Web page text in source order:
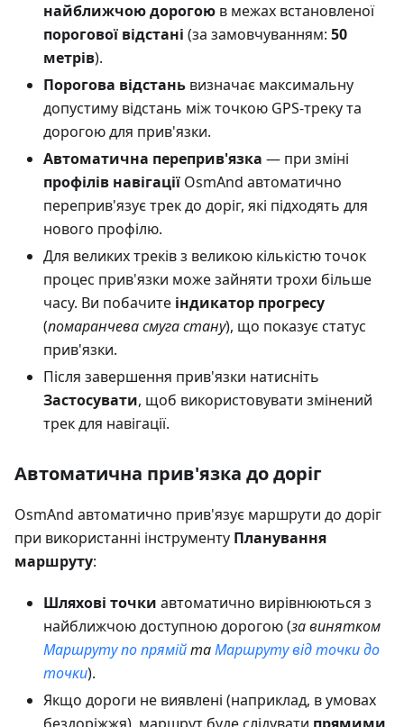
найближчою дорогою в межах встановленої
порогової відстані (за замовчуванням: 50
метрів).
Порогова відстань визначає максимальну
допустиму відстань між точкою GPS-треку та
дорогою для прив'язки.
Автоматична переприв'язка — при зміні
профілів навігації OsmAnd автоматично
переприв'язує трек до доріг, які підходять для
нового профілю.
Для великих треків з великою кількістю точок
процес прив'язки може зайняти трохи більше
часу. Ви побачите індикатор прогресу
(помаранчева смуга стану), що показує статус
прив'язки.
Після завершення прив'язки натисніть
Застосувати, щоб використовувати змінений
трек для навігації.
Автоматична прив'язка до доріг
OsmAnd автоматично прив'язує маршрути до доріг
при використанні інструменту Планування
маршруту:
Шляхові точки автоматично вирівнюються з
найближчою доступною дорогою (за винятком
Маршруту по прямійтаМаршруту від точки до
точки).
Якщо дороги не виявлені (наприклад, в умовах